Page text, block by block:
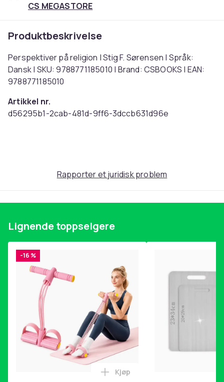
CS MEGASTORE
Produktbeskrivelse
Perspektiver på religion | Stig F. Sørensen | Språk:
Dansk | SKU: 9788771185010 | Brand: CSBOOKS | EAN:
9788771185010
Artikkel nr.
d56295b1-2cab-481d-9ff6-3dccb631d96e
Rapporter et juridisk problem
Lignende toppselgere
-16 %
Legg Magetrener, 6-rørs
Kjøp